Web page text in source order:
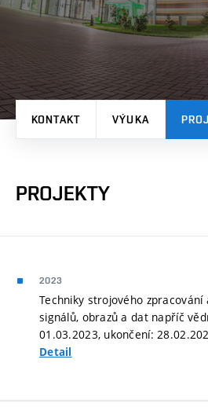
KONTAKT VÝUKA
PROJEKTY
2023
Techniky strojového
signálů, obrazů a dat napříč
01.03.2023, ukončení:
Detail